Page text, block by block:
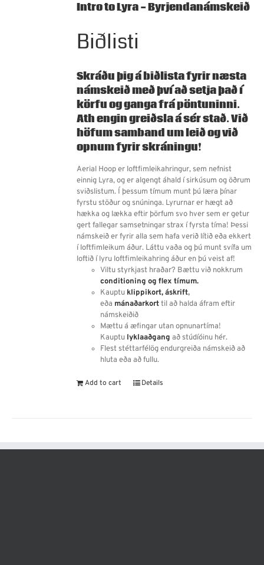
Intro to Lyra - Byrjendanámskeið
Biðlisti
Skráðu þig á biðlista fyrir næsta
námskeið með því að setja það í
körfu og ganga frá pöntuninni.
Ath engin greiðsla á sér stað.Við
höfum samband um leið og við
opnum fyrir skráningu!
Aerial Hoop er loftfimleikahringur, sem nefnist
einnig Lyra, og er algengt áhald í sirkúsum og öðrum
sviðslistum. Í þessum tímum munt þú læra þínar
fyrstu stöður og snúninga. Lyrurnar er hægt að
hækka og lækka eftir þörfum svo hver sem er getur
gert fallegar samsetningar strax í fyrsta tíma! Þessi
námskeið er fyrir alla sem hafa verið lítið eða ekkert
í loftfimleikum áður. Láttu vaða og þú munt svífa um
loftið í lyru loftfimleikahring áður en þú veist af!
Viltu styrkjast hraðar? Bættu við nokkrum
conditioning og flex tímum.
Kauptu klippikort,áskrift,
eða mánaðarkorttil að halda áfram eftir
námskeiðið
Mættu á æfingar utan opnunartíma!
Kauptu lyklaaðgang að stúdíóinu hér.
Flest stéttarfélög endurgreiða námskeið að
hluta eða að fullu.
Add to cart Details